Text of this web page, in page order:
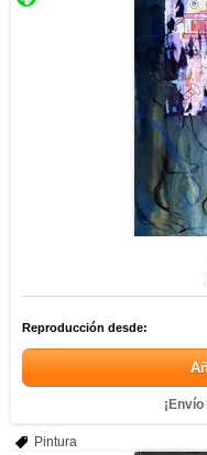
Reproducción desde:
Pintura